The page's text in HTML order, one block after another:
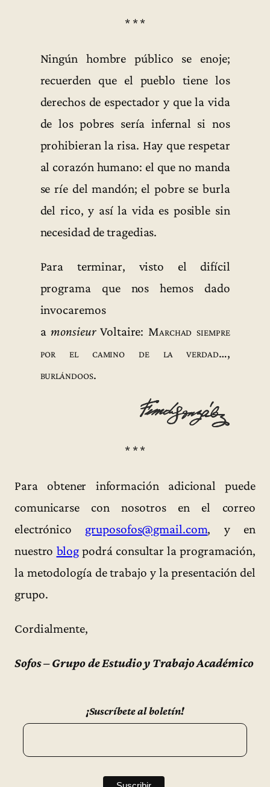
* * *
Ningún hombre público se enoje;
recuerden que el pueblo tiene los
derechos de espectador y que la vida
de los pobres sería infernal si nos
prohibieran la risa. Hay que respetar
al corazón humano: el que no manda
se ríe del mandón; el pobre se burla
del rico, y así la vida es posible sin
necesidad de tragedias.
Para terminar, visto el difícil
programa que nos hemos dado
invocaremos
amonsieurVoltaire:Marchad siempre
por el camino de la verdad…,
burlándoos.
* * *
Para obtener información adicional puede
comunicarse con nosotros en el correo
electrónico gruposofos@gmail.com, y en
nuestro blog podrá consultar la programación,
la metodología de trabajo y la presentación del
grupo.
Cordialmente,
Sofos – Grupo de Estudio y Trabajo Académico
¡Suscríbete al boletín!